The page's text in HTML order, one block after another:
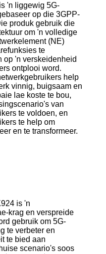
'n liggewig 5G-
op die 3GPP-
produk gebruik die
om 'n volledige
(NE)
te
op 'n verskeidenheid
ontplooi word.
help
vinnig, buigsaam en
lae koste te bou,
van
te voldoen, en
te help om
en te transformeer.
is 'n
krag en verspreide
gebruik om 5G-
te verbeter en
te bied aan
scenario's soos